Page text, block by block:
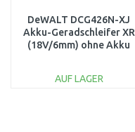
DeWALT DCG426N-XJ
Akku-Geradschleifer XR
(18V/6mm) ohne Akku
AUF LAGER